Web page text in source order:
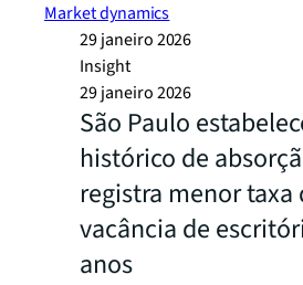
Market dynamics
29 janeiro 2026
Insight
29 janeiro 2026
São Paulo
histórico de
registra menor taxa
vacância de
anos